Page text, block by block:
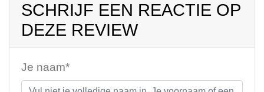
SCHRIJF EEN REACTIE OP
DEZE REVIEW
Je naam*